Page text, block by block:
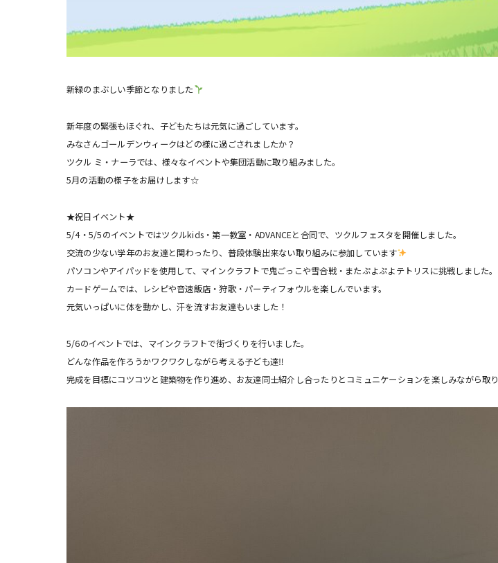
新緑のまぶしい季節となりました
新年度の緊張もほぐれ、子どもたちは元気に過ごしています。
みなさんゴールデンウィークはどの様に過ごされましたか？
ツクル ミ・ナーラでは、様々なイベントや集団活動に取り組みました。
5月の活動の様子をお届けします☆
★祝日イベント★
5/4・5/5のイベントではツクルkids・第一教室・ADVANCEと合同で、ツクルフェスタを開催しました。
交流の少ない学年のお友達と関わったり、普段体験出来ない取り組みに参加しています
パソコンやアイパッドを使用して、マインクラフトで鬼ごっこや雪合戦・またぷよぷよテトリスに挑戦しました。
カードゲームでは、レシピや音速飯店・狩歌・パーティフォウルを楽しんでいます。
元気いっぱいに体を動かし、汗を流すお友達もいました！
5/6のイベントでは、マインクラフトで街づくりを行いました。
どんな作品を作ろうかワクワクしながら考える子ども達‼︎
完成を目標にコツコツと建築物を作り進め、お友達同士紹介し合ったりとコミュニケーションを楽しみながら取り